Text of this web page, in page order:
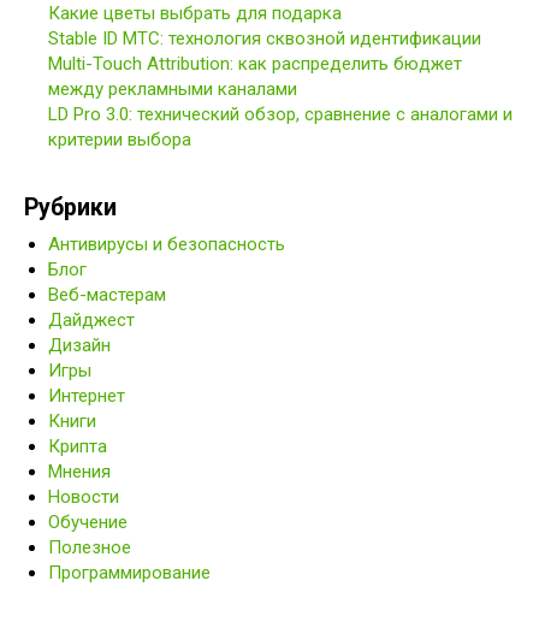
Какие цветы выбрать для подарка
Stable ID МТС: технология сквозной идентификации
Multi-Touch Attribution: как распределить бюджет
между рекламными каналами
LD Pro 3.0: технический обзор, сравнение с аналогами и
критерии выбора
Рубрики
Антивирусы и безопасность
Блог
Веб-мастерам
Дайджест
Дизайн
Игры
Интернет
Книги
Крипта
Мнения
Новости
Обучение
Полезное
Программирование